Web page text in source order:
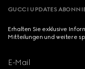
GUCCI UPDATES
Erhalten Sie exklusive
Mitteilungen und weitere
E-Mail